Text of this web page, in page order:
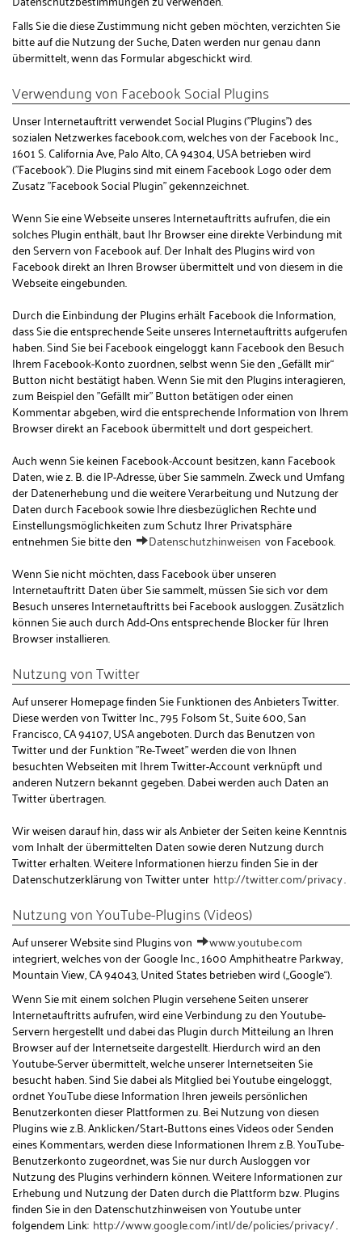
Falls Sie die diese Zustimmung nicht geben möchten, verzichten Sie
bitte auf die Nutzung der Suche, Daten werden nur genau dann
übermittelt, wenn das Formular abgeschickt wird.
Verwendung von Facebook Social Plugins
Unser Internetauftritt verwendet Social Plugins ("Plugins") des
sozialen Netzwerkes facebook.com, welches von der Facebook Inc.,
1601 S. California Ave, Palo Alto, CA 94304, USA betrieben wird
("Facebook"). Die Plugins sind mit einem Facebook Logo oder dem
Zusatz "Facebook Social Plugin" gekennzeichnet.
Wenn Sie eine Webseite unseres Internetauftritts aufrufen, die ein
solches Plugin enthält, baut Ihr Browser eine direkte Verbindung mit
den Servern von Facebook auf. Der Inhalt des Plugins wird von
Facebook direkt an Ihren Browser übermittelt und von diesem in die
Webseite eingebunden.
Durch die Einbindung der Plugins erhält Facebook die Information,
dass Sie die entsprechende Seite unseres Internetauftritts aufgerufen
haben. Sind Sie bei Facebook eingeloggt kann Facebook den Besuch
Ihrem Facebook-Konto zuordnen, selbst wenn Sie den „Gefällt mir“
Button nicht bestätigt haben. Wenn Sie mit den Plugins interagieren,
zum Beispiel den "Gefällt mir" Button betätigen oder einen
Kommentar abgeben, wird die entsprechende Information von Ihrem
Browser direkt an Facebook übermittelt und dort gespeichert.
Auch wenn Sie keinen Facebook-Account besitzen, kann Facebook
Daten, wie z. B. die IP-Adresse, über Sie sammeln. Zweck und Umfang
der Datenerhebung und die weitere Verarbeitung und Nutzung der
Daten durch Facebook sowie Ihre diesbezüglichen Rechte und
Einstellungsmöglichkeiten zum Schutz Ihrer Privatsphäre
entnehmen Sie bitte den
Datenschutzhinweisen von Facebook.
Wenn Sie nicht möchten, dass Facebook über unseren
Internetauftritt Daten über Sie sammelt, müssen Sie sich vor dem
Besuch unseres Internetauftritts bei Facebook ausloggen. Zusätzlich
können Sie auch durch Add-Ons entsprechende Blocker für Ihren
Browser installieren.
Nutzung von Twitter
Auf unserer Homepage finden Sie Funktionen des Anbieters Twitter.
Diese werden von Twitter Inc., 795 Folsom St., Suite 600, San
Francisco, CA 94107, USA angeboten. Durch das Benutzen von
Twitter und der Funktion "Re-Tweet" werden die von Ihnen
besuchten Webseiten mit Ihrem Twitter-Account verknüpft und
anderen Nutzern bekannt gegeben. Dabei werden auch Daten an
Twitter übertragen.
Wir weisen darauf hin, dass wir als Anbieter der Seiten keine Kenntnis
vom Inhalt der übermittelten Daten sowie deren Nutzung durch
Twitter erhalten. Weitere Informationen hierzu finden Sie in der
Datenschutzerklärung von Twitter unter http://twitter.com/privacy.
Nutzung von YouTube-Plugins (Videos)
Auf unserer Website sind Plugins von
www.youtube.com
integriert, welches von der Google Inc., 1600 Amphitheatre Parkway,
Mountain View, CA 94043, United States betrieben wird („Google“).
Wenn Sie mit einem solchen Plugin versehene Seiten unserer
Internetauftritts aufrufen, wird eine Verbindung zu den Youtube-
Servern hergestellt und dabei das Plugin durch Mitteilung an Ihren
Browser auf der Internetseite dargestellt. Hierdurch wird an den
Youtube-Server übermittelt, welche unserer Internetseiten Sie
besucht haben. Sind Sie dabei als Mitglied bei Youtube eingeloggt,
ordnet YouTube diese Information Ihren jeweils persönlichen
Benutzerkonten dieser Plattformen zu. Bei Nutzung von diesen
Plugins wie z.B. Anklicken/Start-Buttons eines Videos oder Senden
eines Kommentars, werden diese Informationen Ihrem z.B. YouTube-
Benutzerkonto zugeordnet, was Sie nur durch Ausloggen vor
Nutzung des Plugins verhindern können. Weitere Informationen zur
Erhebung und Nutzung der Daten durch die Plattform bzw. Plugins
finden Sie in den Datenschutzhinweisen von Youtube unter
folgendem Link: http://www.google.com/intl/de/policies/privacy/.